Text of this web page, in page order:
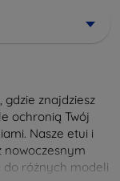
znajdziesz
ochronią Twój
Nasze etui i
nowoczesnym
do różnych modeli